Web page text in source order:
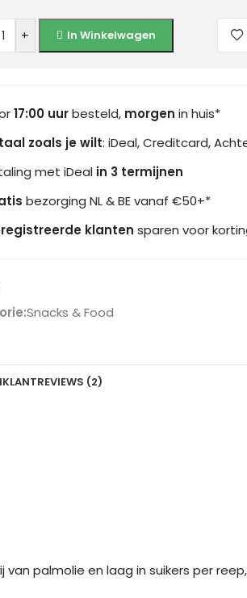
+ In Winkelwagen
17:00 uurbesteld, morgen in huis*
zoals je wilt: iDeal, Creditcard,
met iDeal in 3 termijnen
bezorging NL & BE vanaf €50+*
klanten sparen voor
Snacks & Food
KLANTREVIEWS (2)
van palmolie en laag in suikers per